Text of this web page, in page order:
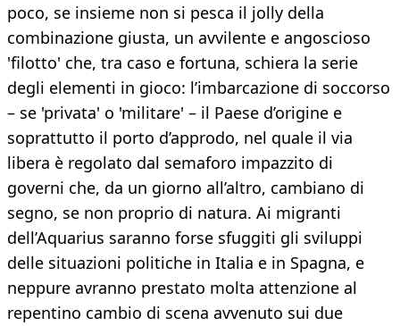
poco, se insieme non si pesca il jolly della
combinazione giusta, un avvilente e angoscioso
'filotto' che, tra caso e fortuna, schiera la serie
degli elementi in gioco: l’imbarcazione di soccorso
– se 'privata' o 'militare' – il Paese d’origine e
soprattutto il porto d’approdo, nel quale il via
libera è regolato dal semaforo impazzito di
governi che, da un giorno all’altro, cambiano di
segno, se non proprio di natura. Ai migranti
dell’Aquarius saranno forse sfuggiti gli sviluppi
delle situazioni politiche in Italia e in Spagna, e
neppure avranno prestato molta attenzione al
repentino cambio di scena avvenuto sui due